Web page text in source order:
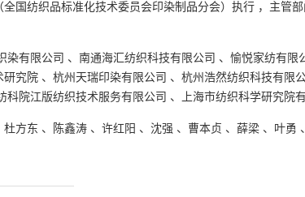
（全国纺织品标准化技术委员会印染制品分会）执行 ，主管
染有限公司 、 南通海汇纺织科技有限公司 、 愉悦家纺有限
研究院 、 杭州天瑞印染有限公司 、 杭州浩然纺织科技有限
科院江版纺织技术服务有限公司 、 上海市纺织科学研究院
杜方东 、 陈鑫涛 、 许红阳 、 沈强 、 曹本贞 、 薛梁 、 叶勇 、